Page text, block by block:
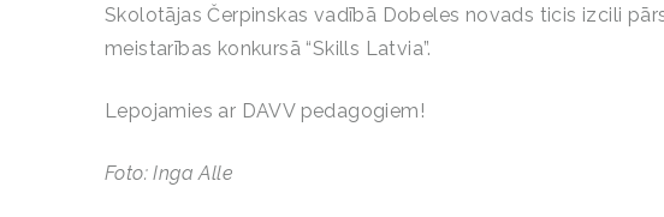
Skolotājas Čerpinskas vadībā Dobeles novads ticis izcili
meistarības konkursā “Skills Latvia”.
Lepojamies ar DAVV pedagogiem!
Foto: Inga Alle